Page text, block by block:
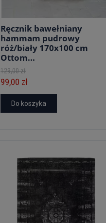
Ręcznik bawełniany
hammam pudrowy
róż/biały 170x100 cm
Ottom...
129,00 zł
99,00 zł
Do koszyka